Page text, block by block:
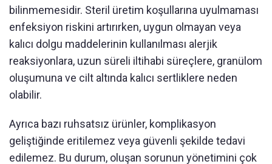
bilinmemesidir. Steril üretim koşullarına uyulmaması
enfeksiyon riskini artırırken, uygun olmayan veya
kalıcı dolgu maddelerinin kullanılması alerjik
reaksiyonlara, uzun süreli iltihabi süreçlere, granülom
oluşumuna ve cilt altında kalıcı sertliklere neden
olabilir.
Ayrıca bazı ruhsatsız ürünler, komplikasyon
geliştiğinde eritilemez veya güvenli şekilde tedavi
edilemez. Bu durum, oluşan sorunun yönetimini çok